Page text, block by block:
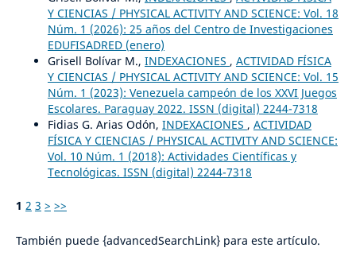
Y CIENCIAS / PHYSICAL ACTIVITY AND SCIENCE: Vol. 18
Núm. 1 (2026): 25 años del Centro de Investigaciones
EDUFISADRED (enero)
Grisell Bolívar M., INDEXACIONES , ACTIVIDAD FÍSICA
Y CIENCIAS / PHYSICAL ACTIVITY AND SCIENCE: Vol. 15
Núm. 1 (2023): Venezuela campeón de los XXVI Juegos
Escolares. Paraguay 2022. ISSN (digital) 2244-7318
Fidias G. Arias Odón, INDEXACIONES , ACTIVIDAD
FÍSICA Y CIENCIAS / PHYSICAL ACTIVITY AND SCIENCE:
Vol. 10 Núm. 1 (2018): Actividades Científicas y
Tecnológicas. ISSN (digital) 2244-7318
1 2 3 > >>
También puede {advancedSearchLink} para este artículo.